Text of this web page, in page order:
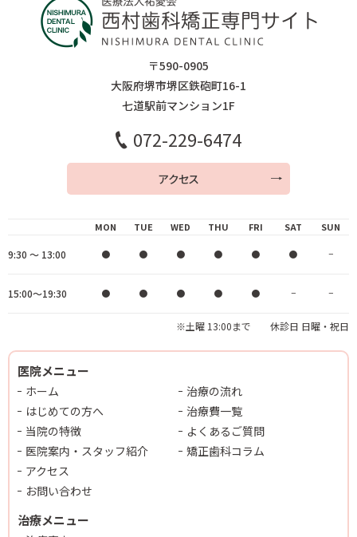
〒590-0905
大阪府堺市堺区鉄砲町16-1
七道駅前マンション1F
072-229-6474
アクセス
MON TUE WED THU FRI SAT SUN
※土曜 13:00まで 休診日 日曜・祝日
9:30 ～ 13:00 ● ● ● ● ● ● −
15:00～19:30 ● ● ● ● ● − −
医院メニュー
ホーム
はじめての方へ
当院の特徴
医院案内・スタッフ紹介
治療の流れ
治療費一覧
よくあるご質問
矯正歯科コラム
アクセス
お問い合わせ
治療メニュー